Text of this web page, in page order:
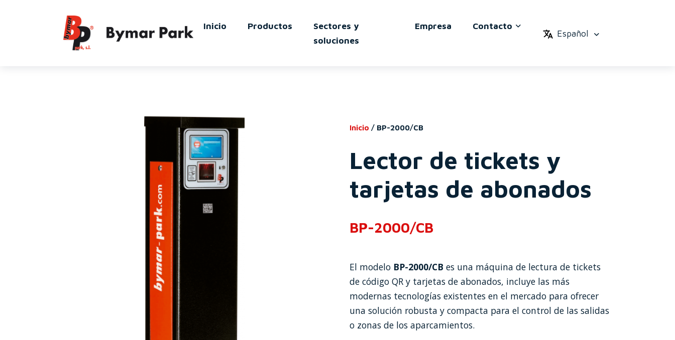
Inicio Productos
Sectores y
soluciones
Empresa Contacto
Español
Inicio / BP-2000/CB
Lector de tickets y
tarjetas de abonados
BP-2000/CB
El modelo BP-2000/CB es una máquina de lectura de tickets
de código QR y tarjetas de abonados, incluye las más
modernas tecnologías existentes en el mercado para ofrecer
una solución robusta y compacta para el control de las salidas
o zonas de los aparcamientos.